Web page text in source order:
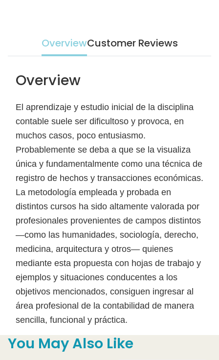
OverviewCustomer Reviews
Overview
El aprendizaje y estudio inicial de la disciplina
contable suele ser dificultoso y provoca, en
muchos casos, poco entusiasmo.
Probablemente se deba a que se la visualiza
única y fundamentalmente como una técnica de
registro de hechos y transacciones económicas.
La metodología empleada y probada en
distintos cursos ha sido altamente valorada por
profesionales provenientes de campos distintos
—como las humanidades, sociología, derecho,
medicina, arquitectura y otros— quienes
mediante esta propuesta con hojas de trabajo y
ejemplos y situaciones conducentes a los
objetivos mencionados, consiguen ingresar al
área profesional de la contabilidad de manera
sencilla, funcional y práctica.
You May Also Like